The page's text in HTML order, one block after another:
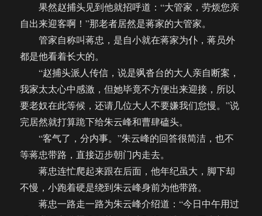
果然赵捕头见到他就招呼道：“大管家，劳烦您亲
自出来迎客啊！”那老者居然是蒋家的大管家。
管家自称叫蒋忠，是自小就在蒋家为仆，蒋员外
都是他看着长大的。
“赵捕头派人传信，说是飒沓台的大人亲自断案，
我家太太心中感激，但她毕竟不方便出来迎接，所以
要老奴在此等候，还请几位大人不要嫌我们怠慢。”说
完居然就打算跪下给朱云峰和曹肆磕头。
“客气了，分内事。”朱云峰的回答很简洁，也不
等蒋忠带路，直接迈步朝门内走去。
蒋忠连忙爬起来跟在后面，他年纪虽大，脚下却
不慢，小跑着硬是绕到朱云峰身前为他带路。
蒋忠一路走一路为朱云峰介绍道：“今日中午用过